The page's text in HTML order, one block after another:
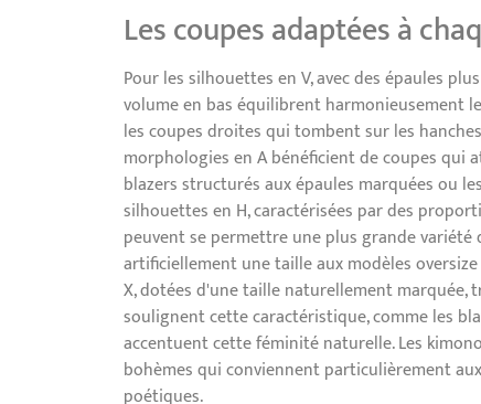
Les coupes adaptées à
Pour les silhouettes en V, avec des épaules
volume en bas équilibrent harmonieusement
les coupes droites qui tombent sur les
morphologies en A bénéficient de coupes qui
blazers structurés aux épaules marquées ou
silhouettes en H, caractérisées par des
peuvent se permettre une plus grande variété
artificiellement une taille aux modèles
X, dotées d'une taille naturellement
soulignent cette caractéristique, comme les
accentuent cette féminité naturelle. Les
bohèmes qui conviennent particulièrement
poétiques.